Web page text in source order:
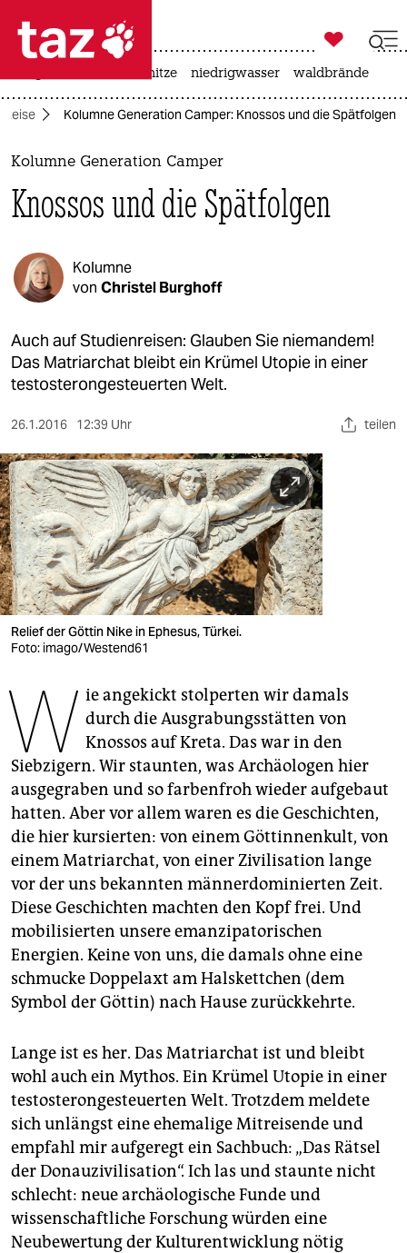
 taz zahl ich
taz zahl ich
themen
politik
öko
gesellschaft
kultur
sport
nord
wahrheit
verlag
verlag
veranstaltungen
shop
unterstützen
abo
genossenschaft
epaper login

taz zahl ich
hitze niedrigwasser waldbrände
Reise Kolumne Generation Camper: Knossos und die Spätfolgen
Kolumne Generation Camper
Knossos und die Spätfolgen
Kolumne
von Christel Burghoff
Auch auf Studienreisen: Glauben Sie niemandem!
Das Matriarchat bleibt ein Krümel Utopie in einer
testosterongesteuerten Welt.
26.1.2016 12:39 Uhr teilen
Relief der Göttin Nike in Ephesus, Türkei.
Foto: imago/Westend61
W ie angekickt stolperten wir damals
durch die Ausgrabungsstätten von
Knossos auf Kreta. Das war in den
Siebzigern. Wir staunten, was Archäologen hier
ausgegraben und so farbenfroh wieder aufgebaut
hatten. Aber vor allem waren es die Geschichten,
die hier kursierten: von einem Göttinnenkult, von
einem Matriarchat, von einer Zivilisation lange
vor der uns bekannten männerdominierten Zeit.
Diese Geschichten machten den Kopf frei. Und
mobilisierten unsere emanzipatorischen
Energien. Keine von uns, die damals ohne eine
schmucke Doppelaxt am Halskettchen (dem
Symbol der Göttin) nach Hause zurückkehrte.
Lange ist es her. Das Matriarchat ist und bleibt
wohl auch ein Mythos. Ein Krümel Utopie in einer
testosterongesteuerten Welt. Trotzdem meldete
sich unlängst eine ehemalige Mitreisende und
empfahl mir aufgeregt ein Sachbuch: „Das Rätsel
der Donauzivilisation“. Ich las und staunte nicht
schlecht: neue archäologische Funde und
wissenschaftliche Forschung würden eine
Neubewertung der Kulturentwicklung nötig